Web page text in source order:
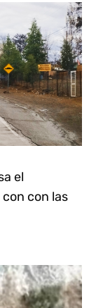
el
con las